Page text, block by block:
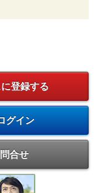
登録する
グイン
合せ